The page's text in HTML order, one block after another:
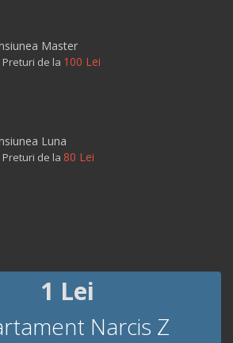
Master
Preturi de la 100 Lei
Luna
Preturi de la 80 Lei
1 Lei
Narcis Z